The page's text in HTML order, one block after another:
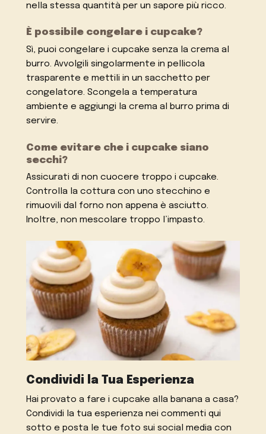
nella stessa quantità per un sapore più ricco.
È possibile congelare i cupcake?
Sì, puoi congelare i cupcake senza la crema al
burro. Avvolgili singolarmente in pellicola
trasparente e mettili in un sacchetto per
congelatore. Scongela a temperatura
ambiente e aggiungi la crema al burro prima di
servire.
Come evitare che i cupcake siano
secchi?
Assicurati di non cuocere troppo i cupcake.
Controlla la cottura con uno stecchino e
rimuovili dal forno non appena è asciutto.
Inoltre, non mescolare troppo l’impasto.
Condividi la Tua Esperienza
Hai provato a fare i cupcake alla banana a casa?
Condividi la tua esperienza nei commenti qui
sotto e posta le tue foto sui social media con